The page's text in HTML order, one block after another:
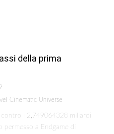
della prima
Cinematic Universe
i 2,749064328 miliardi
a Endgame di